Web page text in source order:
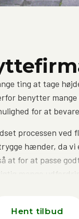
ting at tage
benytter
for at
processen ved
hænder, da
at for at passe
mange
generationer
Hent tilbud